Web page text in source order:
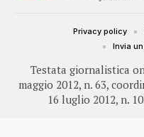
Testata giornalistica
maggio 2012, n. 63,
16 luglio 2012, n.
Privacy policy
Invia